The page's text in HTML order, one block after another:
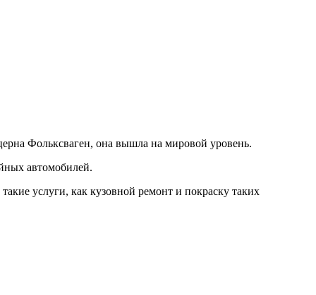
Фольксваген, она вышла на мировой уровень.
автомобилей.
услуги, как кузовной ремонт и покраску таких